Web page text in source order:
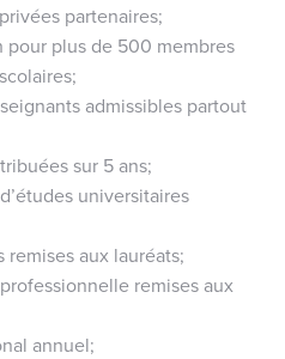
partenaires;
pour plus de 500 membres
admissibles partout
sur 5 ans;
universitaires
aux lauréats;
remises aux
annuel;